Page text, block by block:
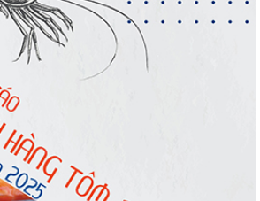
tháng 5/2026
Trung Quốc tăng mạnh nhập khẩu mực,
trong khi nguồn cung...
Điểm tin thủy sản thế giới ngày 3/8/2026